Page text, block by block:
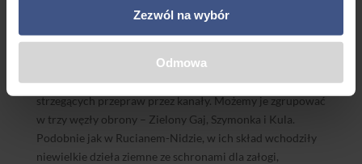
Zezwól na wybór
Odmowa
połączyły mazurskie akweny południowy i północny.
Jednocześnie stały się przeszkodą, wykorzystaną podczas
budowy Pozycji Jezior Mazurskich przed Wielką Wojną.
Równocześnie z wcześniej opisanymi węzłami obrony
Ruciane i Mikołajki, wybudowano szereg punktów oporu,
strzegących przepraw przez kanały. Możemy je zgrupować
w trzy węzły obrony – Zielony Gaj, Szymonka i Kula.
Podobnie jak w Rucianem-Nidzie, w ich skład wchodziły
niewielkie dzieła ziemne ze schronami dla załogi,